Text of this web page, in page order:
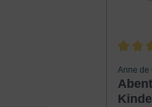
Anne de